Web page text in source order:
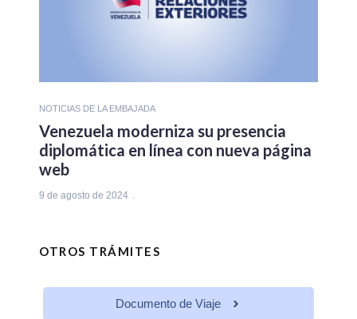
NOTICIAS DE LA EMBAJADA
Venezuela moderniza su presencia
diplomática en línea con nueva página
web
9 de agosto de 2024
OTROS TRÁMITES
Documento de Viaje